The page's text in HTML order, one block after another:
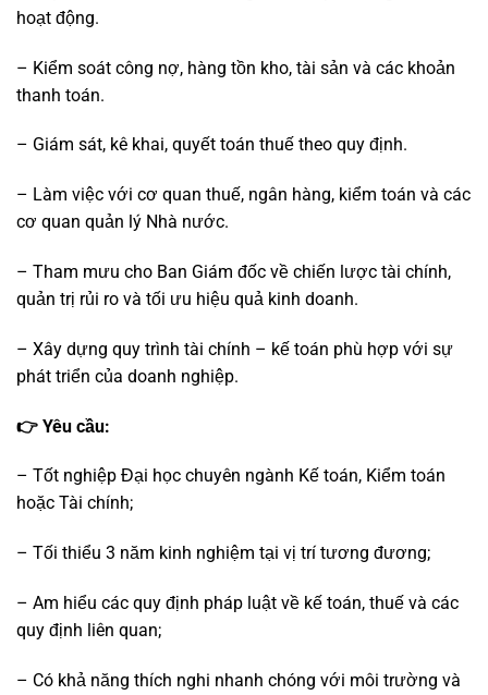
hoạt động.
– Kiểm soát công nợ, hàng tồn kho, tài sản và các khoản
thanh toán.
– Giám sát, kê khai, quyết toán thuế theo quy định.
– Làm việc với cơ quan thuế, ngân hàng, kiểm toán và các
cơ quan quản lý Nhà nước.
– Tham mưu cho Ban Giám đốc về chiến lược tài chính,
quản trị rủi ro và tối ưu hiệu quả kinh doanh.
– Xây dựng quy trình tài chính – kế toán phù hợp với sự
phát triển của doanh nghiệp.
👉 Yêu cầu:
– Tốt nghiệp Đại học chuyên ngành Kế toán, Kiểm toán
hoặc Tài chính;
– Tối thiểu 3 năm kinh nghiệm tại vị trí tương đương;
– Am hiểu các quy định pháp luật về kế toán, thuế và các
quy định liên quan;
– Có khả năng thích nghi nhanh chóng với môi trường và